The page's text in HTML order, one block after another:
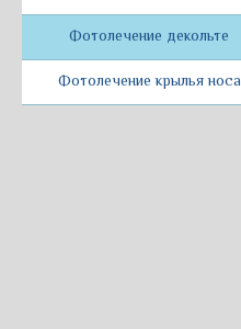
Фотолечение декольте
Фотолечение крылья носа